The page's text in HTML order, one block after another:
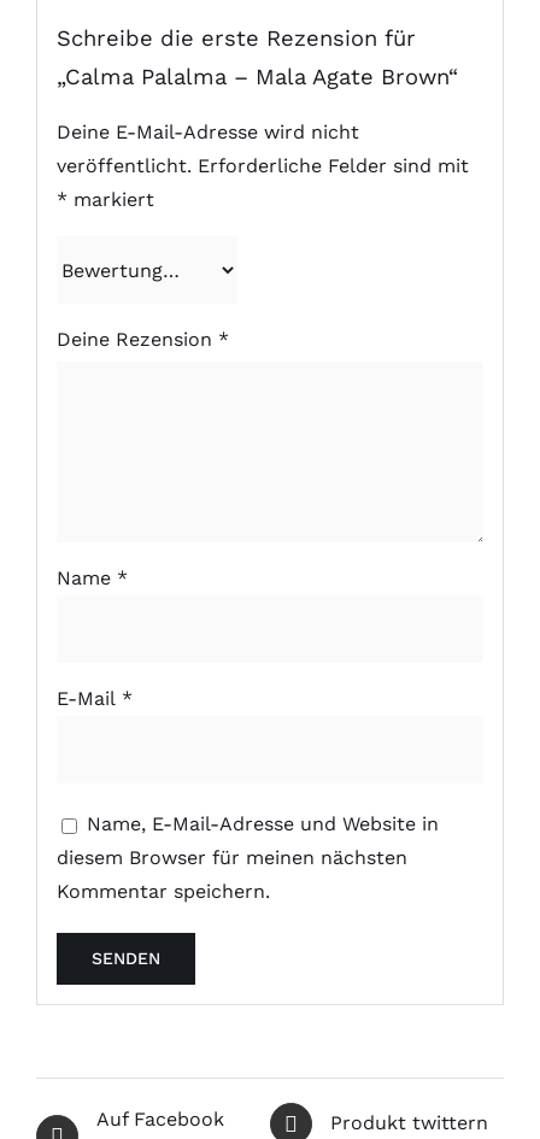
Schreibe die erste Rezension für
„Calma Palalma – Mala Agate Brown“
Deine E-Mail-Adresse wird nicht
veröffentlicht. Erforderliche Felder sind mit
*markiert
Deine Rezension *
Name *
E-Mail *
Name, E-Mail-Adresse und Website in
diesem Browser für meinen nächsten
Kommentar speichern.
Auf Facebook Produkt twittern